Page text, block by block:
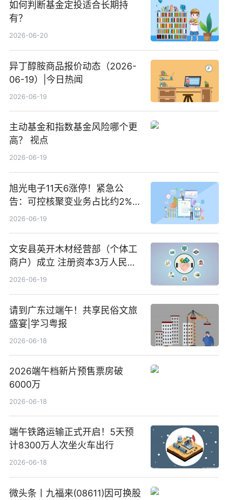
如何判断基金定投适合长期持
有？
2026-06-20
异丁醇胺商品报价动态（2026-
06-19）|今日热闻
2026-06-19
主动基金和指数基金风险哪个更
高？ 视点
2026-06-19
旭光电子11天6涨停！紧急公
告：可控核聚变业务占比约2%！
前沿热点
2026-06-19
文安县英开木材经营部（个体工
商户）成立 注册资本3万人民币
新要闻
2026-06-19
请到广东过端午！共享民俗文旅
盛宴|学习粤报
2026-06-18
2026端午档新片预售票房破
6000万
2026-06-18
端午铁路运输正式开启！5天预
计8300万人次坐火车出行
2026-06-18
微头条丨九福来(08611)因可换股